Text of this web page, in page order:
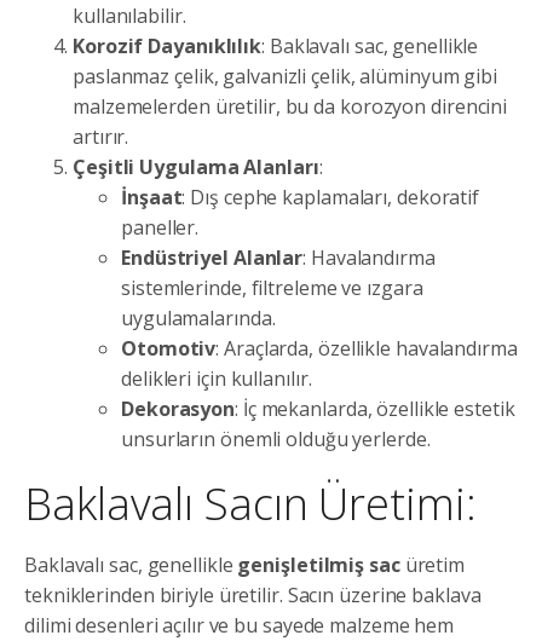
kullanılabilir.
Korozif Dayanıklılık: Baklavalı sac, genellikle
paslanmaz çelik, galvanizli çelik, alüminyum gibi
malzemelerden üretilir, bu da korozyon direncini
artırır.
Çeşitli Uygulama Alanları:
İnşaat: Dış cephe kaplamaları, dekoratif
paneller.
Endüstriyel Alanlar: Havalandırma
sistemlerinde, filtreleme ve ızgara
uygulamalarında.
Otomotiv: Araçlarda, özellikle havalandırma
delikleri için kullanılır.
Dekorasyon: İç mekanlarda, özellikle estetik
unsurların önemli olduğu yerlerde.
Baklavalı Sacın Üretimi:
Baklavalı sac, genellikle genişletilmiş sacüretim
tekniklerinden biriyle üretilir. Sacın üzerine baklava
dilimi desenleri açılır ve bu sayede malzeme hem